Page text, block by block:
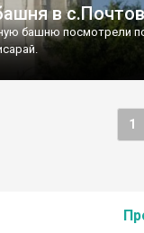
в
башню посмотрели
1